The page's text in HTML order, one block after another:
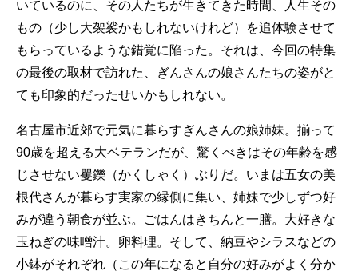
いているのに、その人たちが生きてきた時間、人生その
もの（少し大袈裟かもしれないけれど）を追体験させて
もらっているような錯覚に陥った。それは、今回の特集
の最後の取材で訪れた、ぎんさんの娘さんたちの姿がと
ても印象的だったせいかもしれない。
名古屋市近郊で元気に暮らすぎんさんの娘姉妹。揃って
90歳を超える大ベテランだが、驚くべきはその年齢を感
じさせない矍鑠（かくしゃく）ぶりだ。いまは五女の美
根代さんが暮らす実家の縁側に集い、姉妹で少しずつ好
みが違う朝食が並ぶ。ごはんはきちんと一膳。大好きな
玉ねぎの味噌汁。卵料理。そして、納豆やシラスなどの
小鉢がそれぞれ（この年になると自分の好みがよく分か